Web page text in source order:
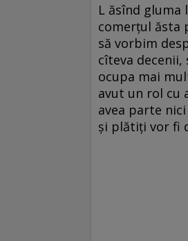
L ăsînd
comerțul ăsta
să vorbim
cîteva
ocupa mai
avut un rol cu
avea parte
și plătiți vor fi